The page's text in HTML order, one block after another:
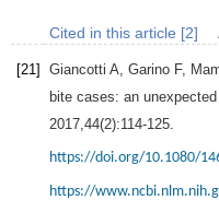
Cited in this article [2]
[21] Giancotti A Garino F,
bite cases: an
2017 44(2):114-125.
https://doi.org/10.1080/
https://